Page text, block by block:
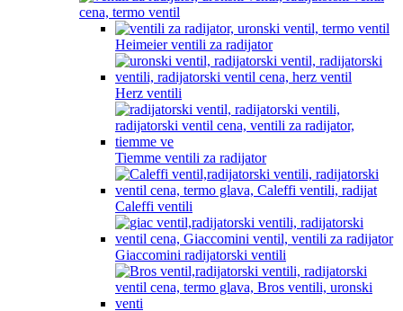
Heimeier ventili za radijator
Herz ventili
Tiemme ventili za radijator
Caleffi ventili
Giaccomini radijatorski ventili